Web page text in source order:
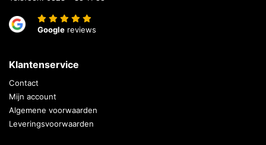
Google reviews
Klantenservice
Contact
Mijn account
Algemene voorwaarden
Leveringsvoorwaarden